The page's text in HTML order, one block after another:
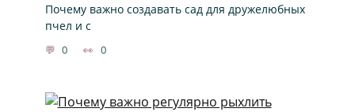
Почему важно создавать сад для дружелюбных
пчел и с
0 0